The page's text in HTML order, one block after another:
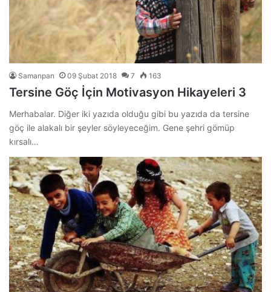
Samanpan 09 Şubat 2018 7 163
Tersine Göç İçin Motivasyon Hikayeleri 3
Merhabalar. Diğer iki yazıda olduğu gibi bu yazıda da tersine
göç ile alakalı bir şeyler söyleyeceğim. Gene şehri gömüp
kırsalı…